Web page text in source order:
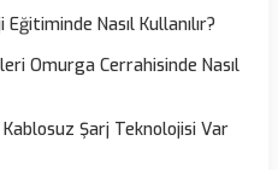
Nasıl Kullanılır?
Omurga Cerrahisinde Nasıl
Şarj Teknolojisi Var